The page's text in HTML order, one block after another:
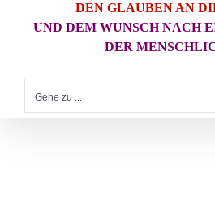
DEN GLAUBEN AN
UND DEM WUNSCH NACH
DER
Gehe zu ...